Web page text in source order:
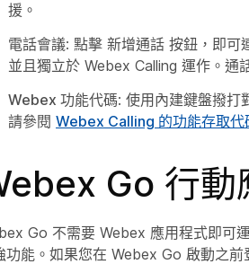
援。
電話會議: 點擊 新增通話 按鈕，即可
並且獨立於 Webex Calling 運作。通
Webex 功能代碼: 使用內建鍵盤撥打
請參閱 Webex Calling 的功能存取代
Go 行動
Go 不需要 Webex 應用程式即可
功能。如果您在 Webex Go 啟動之